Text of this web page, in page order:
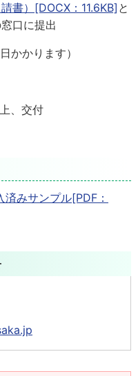
書）[DOCX：11.6KB]と
口に提出
かかります）
、交付
みサンプル[PDF：